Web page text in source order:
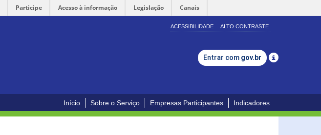
Participe Acesso à informação Legislação Canais
ACESSIBILIDADE ALTO CONTRASTE
Entrar com gov.br
Início Sobre o Serviço Empresas Participantes Indicadores